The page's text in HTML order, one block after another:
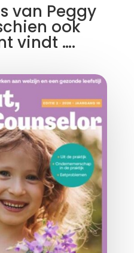
van Peggy
ook
vindt ….